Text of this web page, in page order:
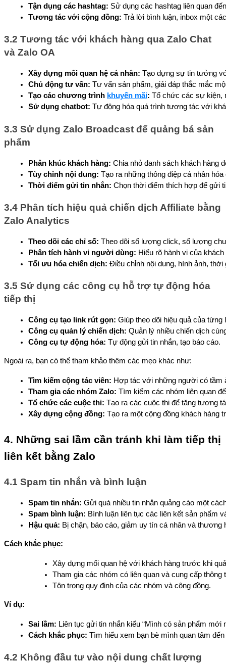
Tận dụng các hashtag: Sử dụng các hashtag liên quan
Tương tác với cộng đồng: Trả lời bình luận, inbox một
3.2 Tương tác với khách hàng qua Zalo Chat
và Zalo OA
Xây dựng mối quan hệ cá nhân: Tạo dựng sự tin tưởng
Chủ động tư vấn: Tư vấn sản phẩm, giải đáp thắc mắc
Tạo các chương trình khuyến mãi: Tổ chức các sự kiện,
Sử dụng chatbot: Tự động hóa quá trình tương tác với
3.3 Sử dụng Zalo Broadcast để quảng bá sản
phẩm
Phân khúc khách hàng: Chia nhỏ danh sách khách hàng
Tùy chỉnh nội dung: Tạo ra những thông điệp cá nhân
Thời điểm gửi tin nhắn: Chọn thời điểm thích hợp để gửi
3.4 Phân tích hiệu quả chiến dịch Affiliate bằng
Zalo Analytics
Theo dõi các chỉ số: Theo dõi số lượng click, số lượng
Phân tích hành vi người dùng: Hiểu rõ hành vi của
Tối ưu hóa chiến dịch: Điều chỉnh nội dung, hình ảnh, thời
3.5 Sử dụng các công cụ hỗ trợ tự động hóa
tiếp thị
Công cụ tạo link rút gọn: Giúp theo dõi hiệu quả của từng
Công cụ quản lý chiến dịch: Quản lý nhiều chiến dịch
Công cụ tự động hóa: Tự động gửi tin nhắn, tạo báo cáo.
Ngoài ra, bạn có thể tham khảo thêm các mẹo khác như:
Tìm kiếm cộng tác viên: Hợp tác với những người có tầm
Tham gia các nhóm Zalo: Tìm kiếm các nhóm liên quan
Tổ chức các cuộc thi: Tạo ra các cuộc thi để tăng tương
Xây dựng cộng đồng: Tạo ra một cộng đồng khách hàng
4. Những sai lầm cần tránh khi làm tiếp thị
liên kết bằng Zalo
4.1 Spam tin nhắn và bình luận
Spam tin nhắn: Gửi quá nhiều tin nhắn quảng cáo một
Spam bình luận: Bình luận liên tục các liên kết sản phẩm
Hậu quả: Bị chặn, báo cáo, giảm uy tín cá nhân và thương
Cách khắc phục:
Xây dựng mối quan hệ với khách hàng trước khi
Tham gia các nhóm có liên quan và cung cấp thông
Tôn trọng quy định của các nhóm và cộng đồng.
Ví dụ:
Sai lầm: Liên tục gửi tin nhắn kiểu “Mình có sản phẩm
Cách khắc phục: Tìm hiểu xem bạn bè mình quan tâm
4.2 Không đầu tư vào nội dung chất lượng